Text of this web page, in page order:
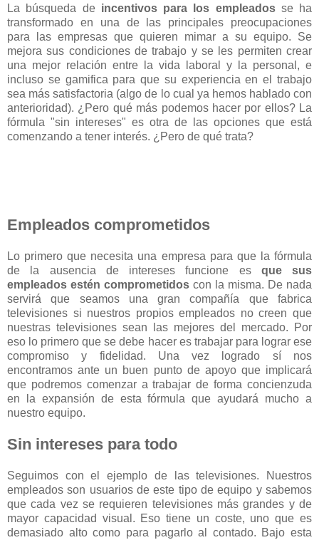
La búsqueda de incentivos para los empleadosse ha
transformado en una de las principales preocupaciones
para las empresas que quieren mimar a su equipo. Se
mejora sus condiciones de trabajo y se les permiten crear
una mejor relación entre la vida laboral y la personal, e
incluso se gamifica para que su experiencia en el trabajo
sea más satisfactoria (algo de lo cual ya hemos hablado con
anterioridad). ¿Pero qué más podemos hacer por ellos? La
fórmula "sin intereses" es otra de las opciones que está
comenzando a tener interés. ¿Pero de qué trata?
Empleados comprometidos
Lo primero que necesita una empresa para que la fórmula
de la ausencia de intereses funcione es que sus
empleados estén comprometidos con la misma. De nada
servirá que seamos una gran compañía que fabrica
televisiones si nuestros propios empleados no creen que
nuestras televisiones sean las mejores del mercado. Por
eso lo primero que se debe hacer es trabajar para lograr ese
compromiso y fidelidad. Una vez logrado sí nos
encontramos ante un buen punto de apoyo que implicará
que podremos comenzar a trabajar de forma concienzuda
en la expansión de esta fórmula que ayudará mucho a
nuestro equipo.
Sin intereses para todo
Seguimos con el ejemplo de las televisiones. Nuestros
empleados son usuarios de este tipo de equipo y sabemos
que cada vez se requieren televisiones más grandes y de
mayor capacidad visual. Eso tiene un coste, uno que es
demasiado alto como para pagarlo al contado. Bajo esta